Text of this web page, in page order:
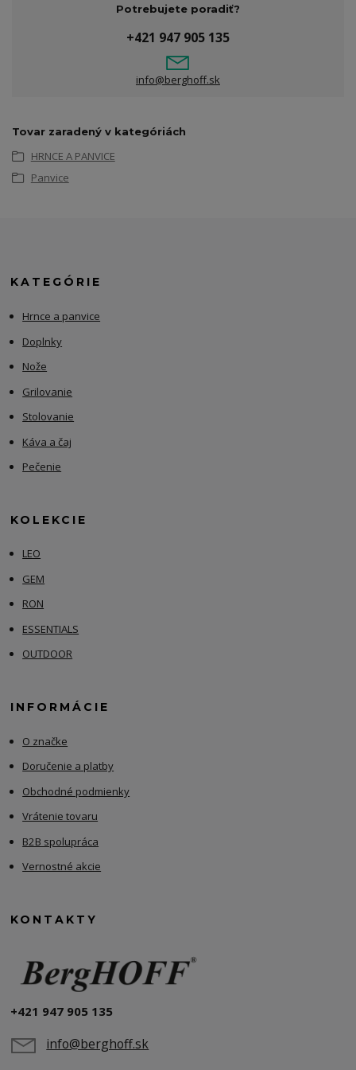
Potrebujete poradiť?
+421 947 905 135
info@berghoff.sk
Tovar zaradený v kategóriách
HRNCE A PANVICE
Panvice
KATEGÓRIE
Hrnce a panvice
Doplnky
Nože
Grilovanie
Stolovanie
Káva a čaj
Pečenie
KOLEKCIE
LEO
GEM
RON
ESSENTIALS
OUTDOOR
INFORMÁCIE
O značke
Doručenie a platby
Obchodné podmienky
Vrátenie tovaru
B2B spolupráca
Vernostné akcie
KONTAKTY
+421 947 905 135
info@berghoff.sk